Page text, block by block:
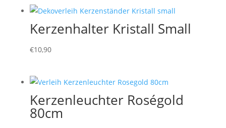
Kerzenhalter Kristall Small
€10,90
Kerzenleuchter Roségold
80cm